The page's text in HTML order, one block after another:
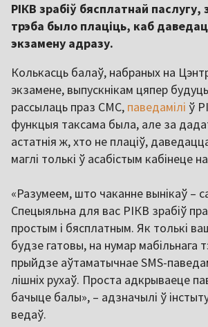
РІКВ зрабіў бясплатнай
трэба было плаціць, каб
экзамену адразу.
Колькасць балаў, набраных на
экзамене, выпускнікам цяпер
рассылаць праз СМС, паведамілі ў
функцыя таксама была, але за
астатнія ж, хто не плаціў,
маглі толькі ў асабістым кабінеце
«Разумеем, што чаканне вынікаў –
Спецыяльна для вас РІКВ зрабіў
простым і бясплатным. Як толькі
будзе гатовы, на нумар мабільнага
прыйдзе аўтаматычнае SMS-
лішніх рухаў. Проста адкрываеце
бачыце балы», – адзначылі ў
ведаў.